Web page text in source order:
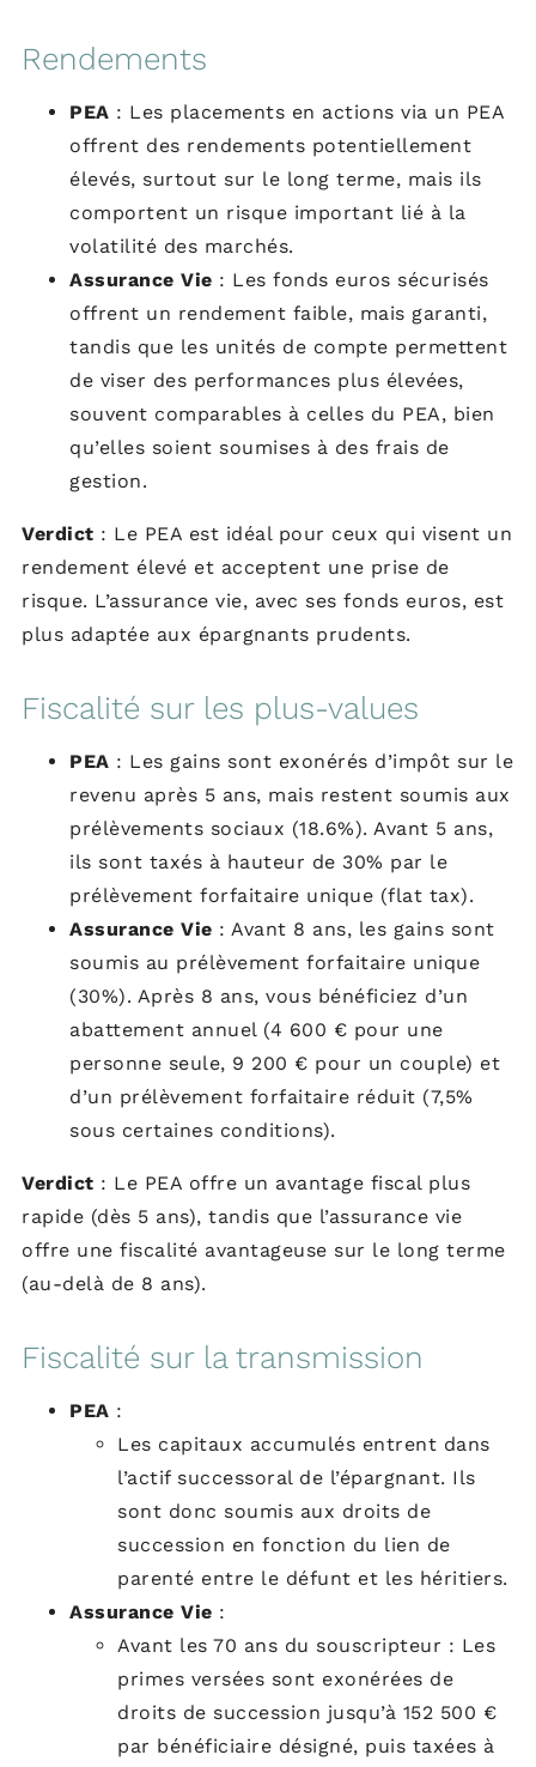
Rendements
PEA : Les placements en actions via un PEA
offrent des rendements potentiellement
élevés, surtout sur le long terme, mais ils
comportent un risque important lié à la
volatilité des marchés.
Assurance Vie : Les fonds euros sécurisés
offrent un rendement faible, mais garanti,
tandis que les unités de compte permettent
de viser des performances plus élevées,
souvent comparables à celles du PEA, bien
qu’elles soient soumises à des frais de
gestion.
Verdict : Le PEA est idéal pour ceux qui visent un
rendement élevé et acceptent une prise de
risque. L’assurance vie, avec ses fonds euros, est
plus adaptée aux épargnants prudents.
Fiscalité sur les plus-values
PEA : Les gains sont exonérés d’impôt sur le
revenu après 5 ans, mais restent soumis aux
prélèvements sociaux (18.6%). Avant 5 ans,
ils sont taxés à hauteur de 30% par le
prélèvement forfaitaire unique (flat tax).
Assurance Vie : Avant 8 ans, les gains sont
soumis au prélèvement forfaitaire unique
(30%). Après 8 ans, vous bénéficiez d’un
abattement annuel (4 600 € pour une
personne seule, 9 200 € pour un couple) et
d’un prélèvement forfaitaire réduit (7,5%
sous certaines conditions).
Verdict : Le PEA offre un avantage fiscal plus
rapide (dès 5 ans), tandis que l’assurance vie
offre une fiscalité avantageuse sur le long terme
(au-delà de 8 ans).
Fiscalité sur la transmission
PEA :
Les capitaux accumulés entrent dans
l’actif successoral de l’épargnant. Ils
sont donc soumis aux droits de
succession en fonction du lien de
parenté entre le défunt et les héritiers.
Assurance Vie :
Avant les 70 ans du souscripteur : Les
primes versées sont exonérées de
droits de succession jusqu’à 152 500 €
par bénéficiaire désigné, puis taxées à